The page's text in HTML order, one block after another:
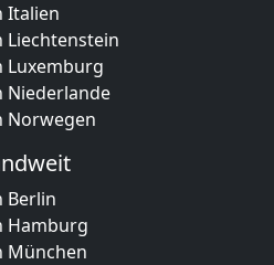
Italien
Liechtenstein
Luxemburg
Niederlande
Norwegen
Berlin
Hamburg
München